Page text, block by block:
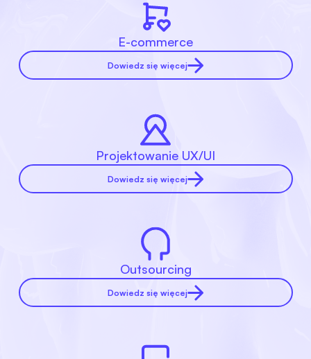
E-commerce
Dowiedz się więcej
Projektowanie UX/UI
Dowiedz się więcej
Outsourcing
Dowiedz się więcej